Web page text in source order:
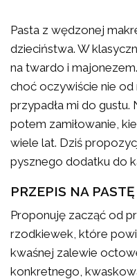
Pasta z wędzonej
dzieciństwa. W
na twardo i
choć oczywiście nie od
przypadła mi do
potem zamiłowanie,
wiele lat. Dziś
pysznego dodatku do
PRZEPIS NA
Proponuję zacząć od
rzodkiewek, które
kwaśnej zalewie
konkretnego,